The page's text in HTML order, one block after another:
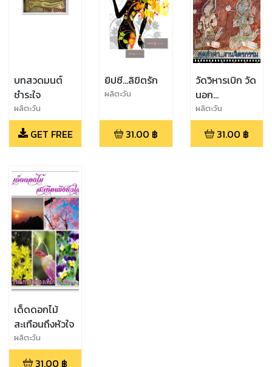
บทสวดมนต์
ชำระใจ
ผลิตะวัน
GET FREE
ยิปซี...ลิขิตรัก
ผลิตะวัน
31.00 ฿
วัดวิหารเบิก วัด
นอก
สายตา...สุด
ล้ำค่างาน
จิตรกรรม
ผลิตะวัน
31.00 ฿
เด็ดดอกไม้
สะเทือนถึงหัวใจ
ผลิตะวัน
31.00 ฿